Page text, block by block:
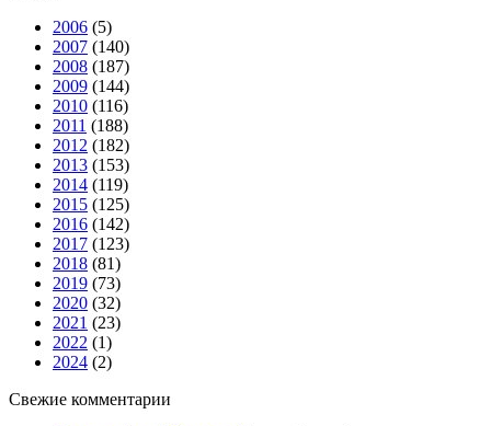
2006 (5)
2007 (140)
2008 (187)
2009 (144)
2010 (116)
2011 (188)
2012 (182)
2013 (153)
2014 (119)
2015 (125)
2016 (142)
2017 (123)
2018 (81)
2019 (73)
2020 (32)
2021 (23)
2022 (1)
2024 (2)
Свежие комментарии